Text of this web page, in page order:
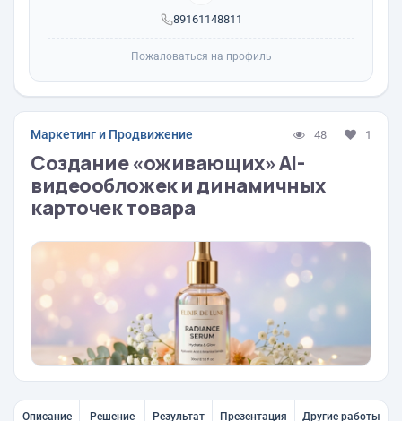
89161148811
Пожаловаться на профиль
Маркетинг и Продвижение 48 1
Создание «оживающих» AI-
видеообложек и динамичных
карточек товара
Описание Решение Результат Презентация Другие работы